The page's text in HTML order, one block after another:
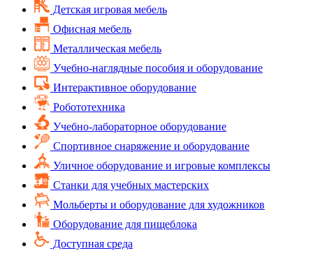
Детская игровая мебель
Офисная мебель
Металлическая мебель
Учебно-наглядные пособия и оборудование
Интерактивное оборудование
Робототехника
Учебно-лабораторное оборудование
Спортивное снаряжение и оборудование
Уличное оборудование и игровые комплексы
Cтанки для учебных мастерских
Мольберты и оборудование для художников
Оборудование для пищеблока
Доступная среда